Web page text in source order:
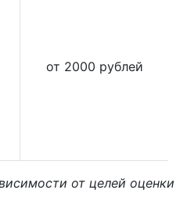
от 2000 рублей
от целей оценки